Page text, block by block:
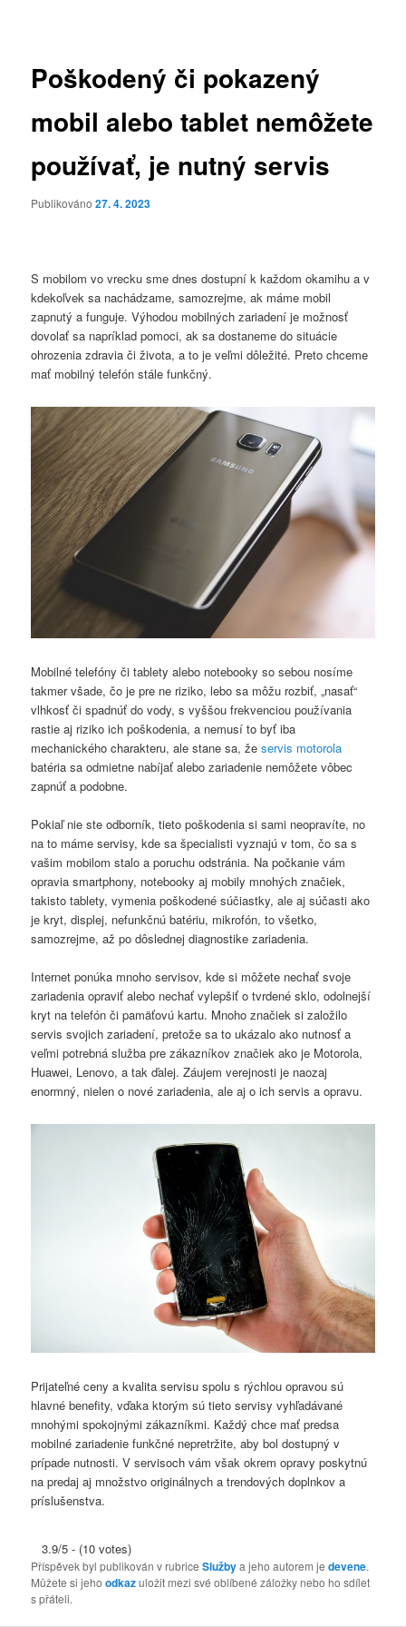
Poškodený či pokazený
mobil alebo tablet nemôžete
používať, je nutný servis
Publikováno27. 4. 2023
S mobilom vo vrecku sme dnes dostupní k každom okamihu a v
kdekoľvek sa nachádzame, samozrejme, ak máme mobil
zapnutý a funguje. Výhodou mobilných zariadení je možnosť
dovolať sa napríklad pomoci, ak sa dostaneme do situácie
ohrozenia zdravia či života, a to je veľmi dôležité. Preto chceme
mať mobilný telefón stále funkčný.
Mobilné telefóny či tablety alebo notebooky so sebou nosíme
takmer všade, čo je pre ne riziko, lebo sa môžu rozbiť, „nasať“
vlhkosť či spadnúť do vody, s vyššou frekvenciou používania
rastie aj riziko ich poškodenia, a nemusí to byť iba
mechanického charakteru, ale stane sa, žeservis motorola
batéria sa odmietne nabíjať alebo zariadenie nemôžete vôbec
zapnúť a podobne.
Pokiaľ nie ste odborník, tieto poškodenia si sami neopravíte, no
na to máme servisy, kde sa špecialisti vyznajú v tom, čo sa s
vašim mobilom stalo a poruchu odstránia. Na počkanie vám
opravia smartphony, notebooky aj mobily mnohých značiek,
takisto tablety, vymenia poškodené súčiastky, ale aj súčasti ako
je kryt, displej, nefunkčnú batériu, mikrofón, to všetko,
samozrejme, až po dôslednej diagnostike zariadenia.
Internet ponúka mnoho servisov, kde si môžete nechať svoje
zariadenia opraviť alebo nechať vylepšiť o tvrdené sklo, odolnejší
kryt na telefón či pamäťovú kartu. Mnoho značiek si založilo
servis svojich zariadení, pretože sa to ukázalo ako nutnosť a
veľmi potrebná služba pre zákazníkov značiek ako je Motorola,
Huawei, Lenovo, a tak ďalej. Záujem verejnosti je naozaj
enormný, nielen o nové zariadenia, ale aj o ich servis a opravu.
Prijateľné ceny a kvalita servisu spolu s rýchlou opravou sú
hlavné benefity, vďaka ktorým sú tieto servisy vyhľadávané
mnohými spokojnými zákazníkmi. Každý chce mať predsa
mobilné zariadenie funkčné nepretržite, aby bol dostupný v
prípade nutnosti. V servisoch vám však okrem opravy poskytnú
na predaj aj množstvo originálnych a trendových doplnkov a
príslušenstva.
3.9/5 - (10 votes)
Příspěvek byl publikován v rubriceSlužbya jeho autorem jedevene.
Můžete si jehoodkazuložit mezi své oblíbené záložky nebo ho sdílet
s přáteli.